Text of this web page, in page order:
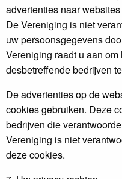
advertenties naar
De Vereniging is niet
uw persoonsgegevens
Vereniging raadt u aan
desbetreffende bedrijven
De advertenties op de
cookies gebruiken. Deze
bedrijven die
Vereniging is niet
deze cookies.